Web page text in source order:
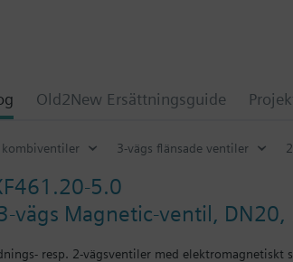
Old2New Ersättningsguide
kombiventiler 3-vägs flänsade ventiler
5.0
vägs Magnetic-ventil, DN20,
resp. 2-vägsventiler med